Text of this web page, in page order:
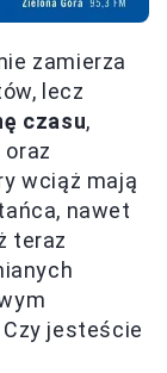
zamierza
lecz
czasu,
wciąż mają
nawet
teraz
jesteście